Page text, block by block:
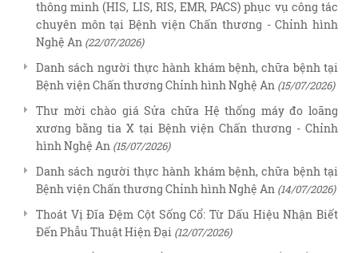
thông minh (HIS, LIS, RIS, EMR, PACS) phục vụ công tác
chuyên môn tại Bệnh viện Chấn thương - Chỉnh hình
Nghệ An (22/07/2026)
Danh sách người thực hành khám bệnh, chữa bệnh tại
Bệnh viện Chấn thương Chỉnh hình Nghệ An (15/07/2026)
Thư mời chào giá Sửa chữa Hệ thống máy đo loãng
xương bằng tia X tại Bệnh viện Chấn thương - Chỉnh
hình Nghệ An (15/07/2026)
Danh sách người thực hành khám bệnh, chữa bệnh tại
Bệnh viện Chấn thương Chỉnh hình Nghệ An (14/07/2026)
Thoát Vị Đĩa Đệm Cột Sống Cổ: Từ Dấu Hiệu Nhận Biết
Đến Phẫu Thuật Hiện Đại (12/07/2026)